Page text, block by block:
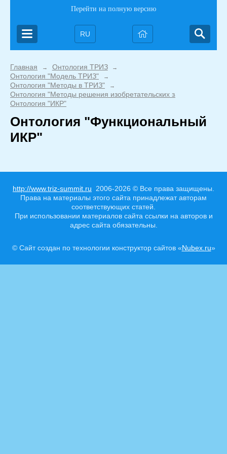
Перейти на полную версию
RU
Главная → Онтология ТРИЗ →
Онтология "Модель ТРИЗ" →
Онтология "Методы в ТРИЗ" →
Онтология "Методы решения изобретательских задач"
Онтология "ИКР"
Онтология "Функциональный
ИКР"
http://www.triz-summit.ru 2006-2026 © Все права защищены.
Права на материалы этого сайта принадлежат авторам
соответствующих статей.
При использовании материалов сайта ссылки на авторов и
адрес сайта обязательны.
© Сайт создан по технологии конструктор сайтов «Nubex.ru»